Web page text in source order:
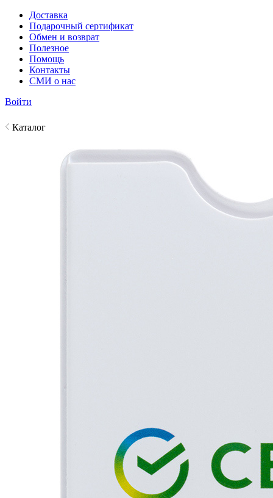
Доставка
Подарочный сертификат
Обмен и возврат
Полезное
Помощь
Контакты
СМИ о нас
Войти
Каталог